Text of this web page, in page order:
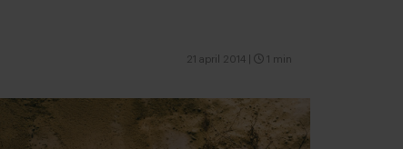
21 april 2014 1 min